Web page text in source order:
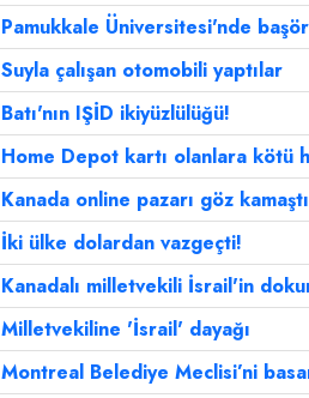
Pamukkale Üniversitesi'nde
Suyla çalışan otomobili yaptılar
Batı'nın IŞİD ikiyüzlülüğü!
Home Depot kartı olanlara kötü
Kanada online pazarı göz
İki ülke dolardan vazgeçti!
Kanadalı milletvekili İsrail'in
Milletvekiline 'İsrail' dayağı
Montreal Belediye Meclisi’ni